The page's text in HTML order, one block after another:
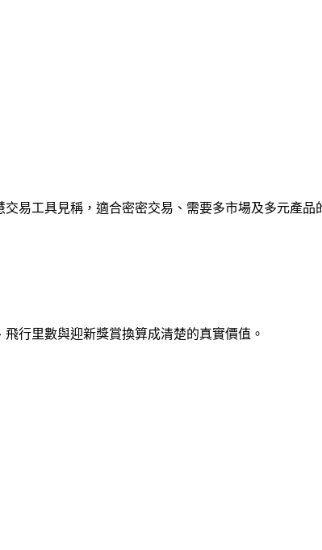
易工具見稱，適合密密交易、需要多市場及多元產
行里數與迎新獎賞換算成清楚的真實價值。